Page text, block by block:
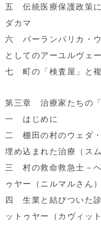
五 伝統医療保護政策
ダカマ
六 パーランパリカ・
としてのアーユルヴェ
七 町の「検査屋」と
第三章 治療家たちの「
一 はじめに
二 棚田の村のウェダ
埋め込まれた治療（ス
三 村の救命救急士－
ゥヤー（ニルマルさん）
四 生業と結びついた
ットゥヤー（カヴィット